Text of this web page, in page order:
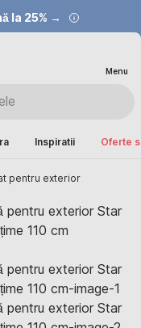
la 25% →
la 40% →
Menu
Inspiratii
Oferte
pentru exterior